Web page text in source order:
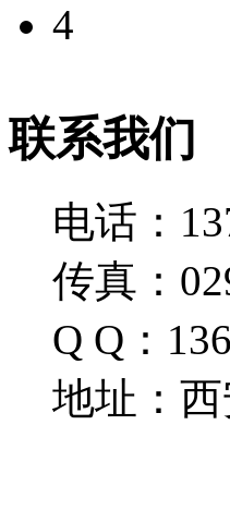
4
联系我们
电话：
传真：
Q Q：
地址：